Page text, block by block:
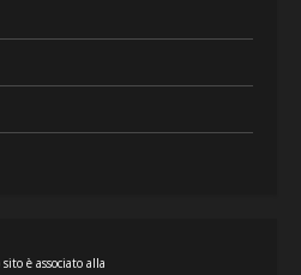
è associato alla